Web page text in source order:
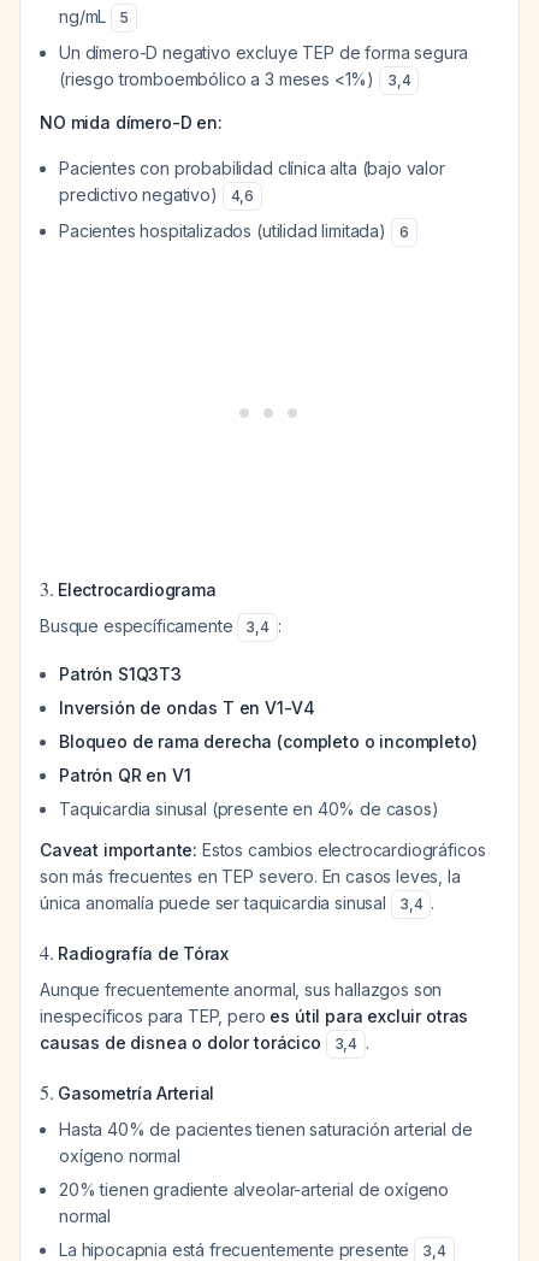
ng/mL 5
Un dímero-D negativo excluye TEP de forma segura
(riesgo tromboembólico a 3 meses <1%)
3,4
NO mida dímero-D en:
Pacientes con probabilidad clínica alta (bajo valor
predictivo negativo)
4,6
Pacientes hospitalizados (utilidad limitada) 6
3. Electrocardiograma
Busque específicamente
3,4 :
Patrón S1Q3T3
Inversión de ondas T en V1-V4
Bloqueo de rama derecha (completo o incompleto)
Patrón QR en V1
Taquicardia sinusal (presente en 40% de casos)
Caveat importante: Estos cambios electrocardiográficos
son más frecuentes en TEP severo. En casos leves, la
única anomalía puede ser taquicardia sinusal
3,4 .
4. Radiografía de Tórax
Aunque frecuentemente anormal, sus hallazgos son
inespecíficos para TEP, pero es útil para excluir otras
causas de disnea o dolor torácico
3,4 .
5. Gasometría Arterial
Hasta 40% de pacientes tienen saturación arterial de
oxígeno normal
20% tienen gradiente alveolar-arterial de oxígeno
normal
La hipocapnia está frecuentemente presente
3,4